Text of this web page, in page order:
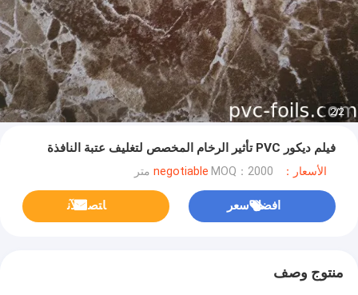
2
/
2
فيلم ديكور PVC تأثير الرخام المخصص لتغليف عتبة النافذة
الأسعار：negotiable MOQ：2000 متر
افضل سعر ﺎﺘﺼﻟ ﺍﻶﻧ
منتوج وصف